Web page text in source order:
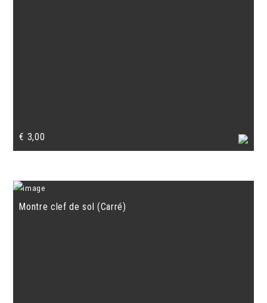
€ 3,00
Montre clef de sol (Carré)